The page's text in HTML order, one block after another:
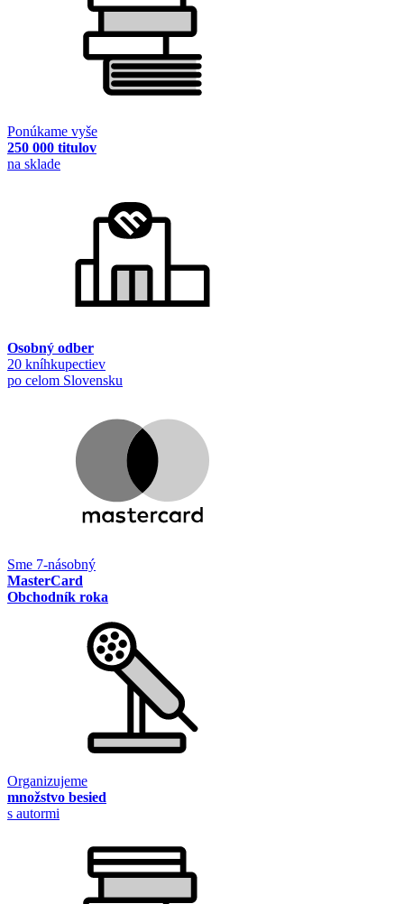
Ponúkame vyše
250 000 titulov
na sklade
Osobný odber
20 kníhkupectiev
po celom Slovensku
Sme 7-násobný
MasterCard
Obchodník roka
Organizujeme
množstvo besied
s autormi